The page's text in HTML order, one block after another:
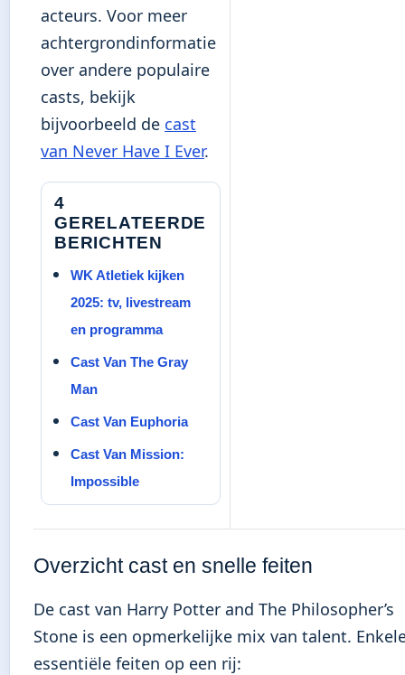
acteurs. Voor meer
achtergrondinformatie
over andere populaire
casts, bekijk
bijvoorbeeld de cast
van Never Have I Ever.
4
GERELATEERDE
BERICHTEN
WK Atletiek kijken
2025: tv, livestream
en programma
Cast Van The Gray
Man
Cast Van Euphoria
Cast Van Mission:
Impossible
Overzicht cast en snelle feiten
De cast van Harry Potter and The Philosopher’s
Stone is een opmerkelijke mix van talent.
essentiële feiten op een rij: